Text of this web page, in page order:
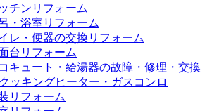
チンリフォーム
・浴室リフォーム
レ・便器の交換リフォーム
台リフォーム
キュート・給湯器の故障・修理・交換
ッキングヒーター・ガスコンロ
リフォーム